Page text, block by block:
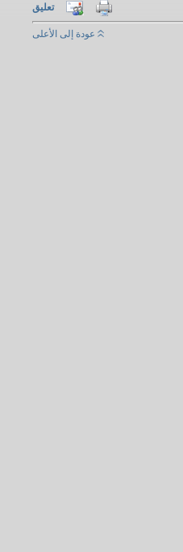
تعليق
عودة إلى الأعلى